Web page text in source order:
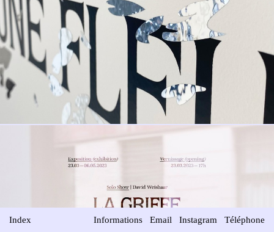
Index Informations Email Instagram Téléphone